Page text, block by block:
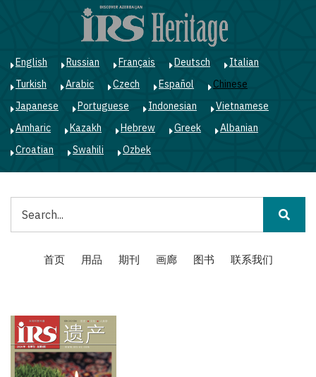
English Russian Français Deutsch
Italian
Turkish
Arabic Czech Español
Chinese
Japanese
Portuguese Indonesian
Vietnamese
Amharic
Kazakh Hebrew Greek
Albanian
Croatian
Swahili Ozbek
navigation
首页 用品 期刊 画廊 图书 联系我们